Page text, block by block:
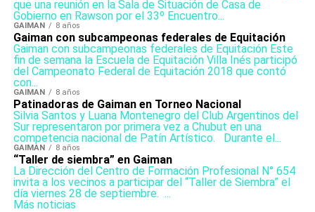
que una reunión en la Sala de Situación de Casa de
Gobierno en Rawson por el 33º Encuentro...
GAIMAN 8 años
Gaiman con subcampeonas federales de Equitación
Gaiman con subcampeonas federales de Equitación Este
fin de semana la Escuela de Equitación Villa Inés participó
del Campeonato Federal de Equitación 2018 que contó
con...
GAIMAN 8 años
Patinadoras de Gaiman en Torneo Nacional
Silvia Santos y Luana Montenegro del Club Argentinos del
Sur representaron por primera vez a Chubut en una
competencia nacional de Patín Artístico. Durante el...
GAIMAN 8 años
“Taller de siembra” en Gaiman
La Dirección del Centro de Formación Profesional N° 654
invita a los vecinos a participar del “Taller de Siembra” el
día viernes 28 de septiembre. ...
Más noticias